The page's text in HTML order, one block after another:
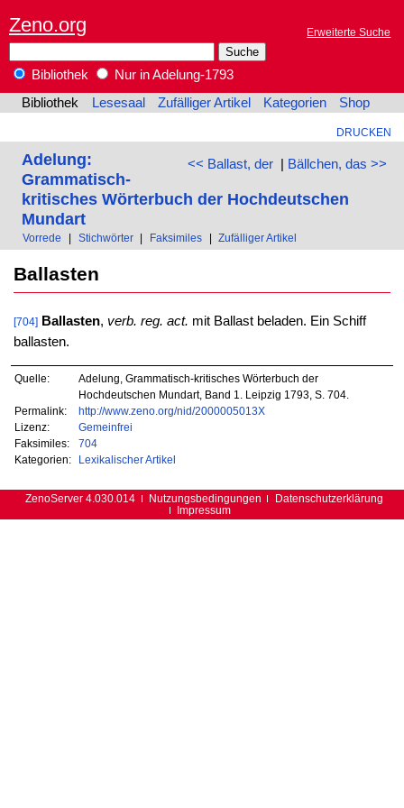
Zeno.org Erweiterte Suche
Bibliothek
Nur in Adelung-1793
Bibliothek
Lesesaal Zufälliger Artikel Kategorien Shop
DRUCKEN
<< Ballast, der| Bällchen, das >>
Adelung:
Grammatisch-
kritisches Wörterbuch der Hochdeutschen
Mundart
Vorrede Stichwörter Faksimiles Zufälliger Artikel
Ballasten
[704] Ballasten, verb. reg. act. mit Ballast beladen. Ein Schiff
ballasten.
Quelle:
Adelung, Grammatisch-kritisches Wörterbuch der
Hochdeutschen Mundart, Band 1. Leipzig 1793, S. 704.
Permalink:
http://www.zeno.org/nid/2000005013X
Lizenz:
Gemeinfrei
Faksimiles:
704
Kategorien:
Lexikalischer Artikel
ZenoServer 4.030.014 Nutzungsbedingungen
Datenschutzerklärung
Impressum